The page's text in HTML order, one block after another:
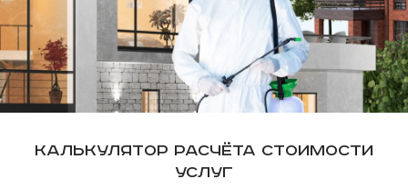
Калькулятор расчёта стоимости
услуг